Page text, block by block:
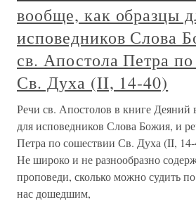
вообще, как образцы
исповедников Слова
св. Апостола Петра
Св. Духа (II, 14-40)
Речи св. Апостолов в книге Деяний
для исповедников Слова Божия, и
Петра по сошествии Св. Духа (II,
Не широко и не разнообразно
проповеди, сколько можно судить
нас дошедшим,